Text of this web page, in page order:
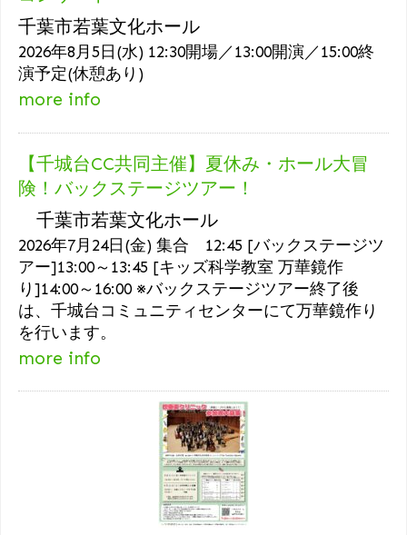
千葉市若葉文化ホール
2026年8月5日(水) 12:30開場／13:00開演／15:00終
演予定(休憩あり)
more info
【千城台CC共同主催】夏休み・ホール大冒
険！バックステージツアー！
千葉市若葉文化ホール
2026年7月24日(金) 集合 12:45 [バックステージツ
アー]13:00～13:45 [キッズ科学教室 万華鏡作
り]14:00～16:00 ※バックステージツアー終了後
は、千城台コミュニティセンターにて万華鏡作り
を行います。
more info